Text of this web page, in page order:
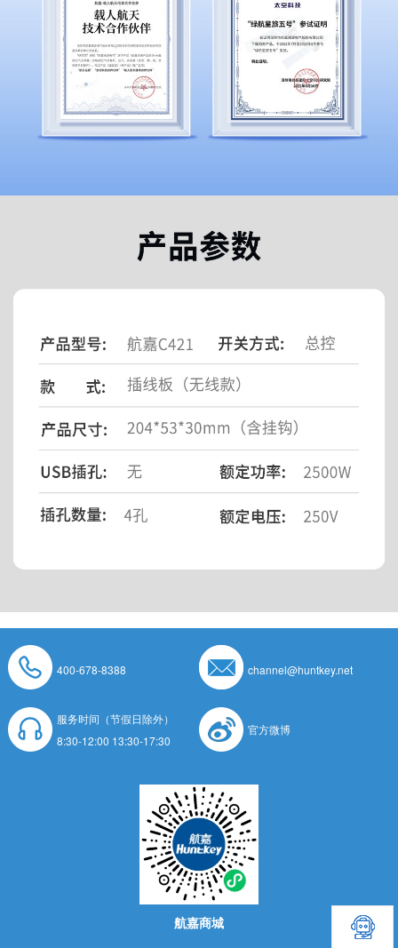
400-678-8388 channel@huntkey.net
服务时间（节假日除外）
8:30-12:00 13:30-17:30
官方微博
航嘉商城